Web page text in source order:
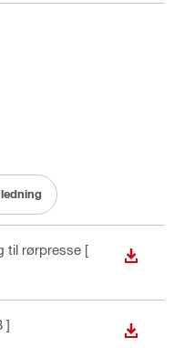
til rørpresse [
]